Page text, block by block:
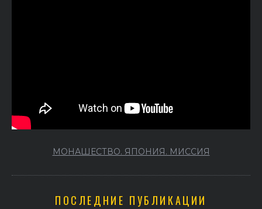
МОНАШЕСТВО. ЯПОНИЯ. МИССИЯ
ПОСЛЕДНИЕ ПУБЛИКАЦИИ